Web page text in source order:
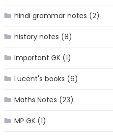
hindi grammar notes (2)
history notes (8)
Important GK(1)
Lucent's books (6)
Maths Notes (23)
MP GK(1)